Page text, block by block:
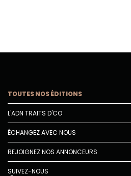
TOUTES NOS ÉDITIONS
L'ADN TRAITS D'CO
ÉCHANGEZ AVEC NOUS
REJOIGNEZ NOS ANNONCEURS
SUIVEZ-NOUS